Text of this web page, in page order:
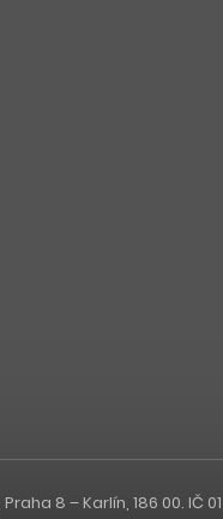
8 – Karlín, 186 00. IČ